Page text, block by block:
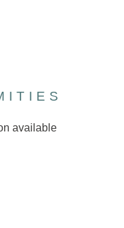
available